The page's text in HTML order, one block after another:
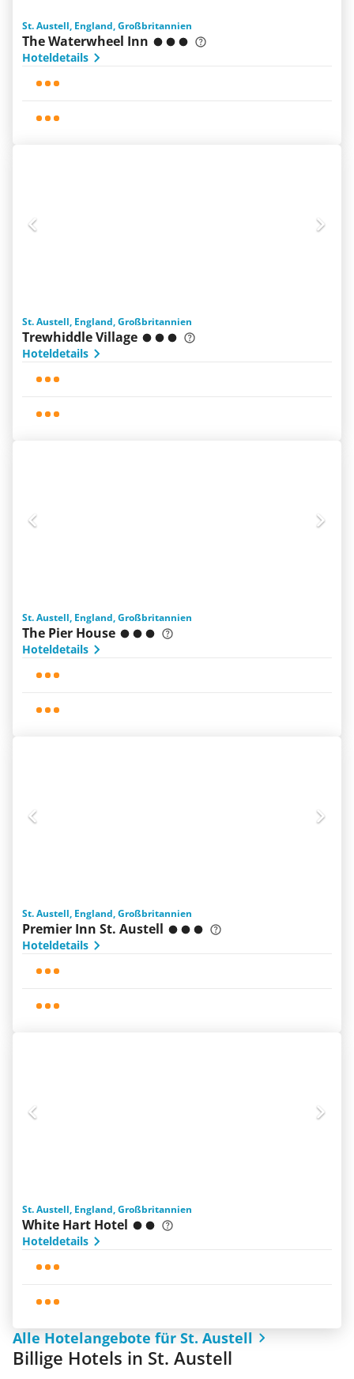
St. Austell, England, Großbritannien
The Waterwheel Inn
Hoteldetails
St. Austell, England, Großbritannien
Trewhiddle Village
Hoteldetails
St. Austell, England, Großbritannien
The Pier House
Hoteldetails
St. Austell, England, Großbritannien
Premier Inn St. Austell
Hoteldetails
St. Austell, England, Großbritannien
White Hart Hotel
Hoteldetails
Alle Hotelangebote für St. Austell
Billige Hotels in St. Austell